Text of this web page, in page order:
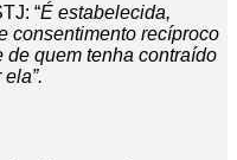
“É estabelecida,
consentimento recíproco
de quem tenha contraído